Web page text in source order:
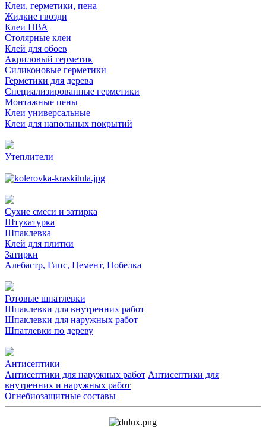
Клеи, герметики, пена
Жидкие гвозди
Клеи ПВА
Столярные клеи
Клей для обоев
Акриловый герметик
Силиконовые герметики
Герметики для дерева
Специализированные герметики
Монтажные пены
Клеи универсальные
Клеи для напольных покрытий
Утеплители
Сухие смеси и затирка
Штукатурка
Шпаклевка
Клей для плитки
Затирки
Алебастр, Гипс, Цемент, Побелка
Готовые шпатлевки
Шпаклевки для внутренних работ
Шпаклевки для наружных работ
Шпатлевки по дереву
Антисептики
Антисептики для наружных работ Антисептики для
внутренних и наружных работ
Огнебиозащитные составы